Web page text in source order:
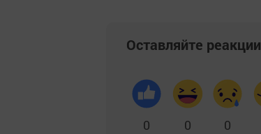
Оставляйте реакции
0 0 0